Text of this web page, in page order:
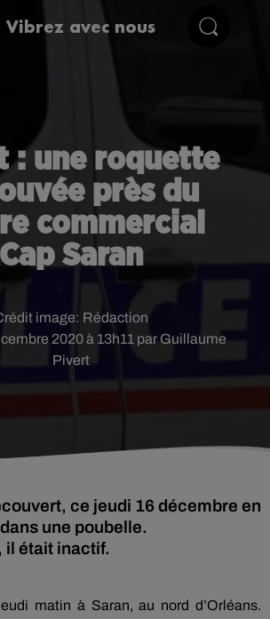
Vibrez avec nous
: une roquette
près du
commercial
Cap Saran
2020 à 13h11 par Guillaume
Pivert
image: Rédaction
ce jeudi 16 décembre en
une poubelle.
il était inactif.
matin à Saran, au nord d’Orléans.